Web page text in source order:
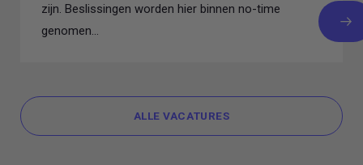
zijn. Beslissingen worden hier binnen no-time
genomen...
ALLE VACATURES